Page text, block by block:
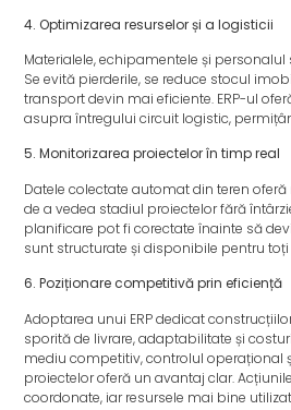
4. Optimizarea resurselor și a logisticii
Materialele, echipamentele și
Se evită pierderile, se reduce stocul
transport devin mai eficiente. ERP-ul
asupra întregului circuit logistic,
5. Monitorizarea proiectelor în timp real
Datele colectate automat din teren
de a vedea stadiul proiectelor fără
planificare pot fi corectate înainte să
sunt structurate și disponibile pentru
6. Poziționare competitivă prin eficiență
Adoptarea unui ERP dedicat
sporită de livrare, adaptabilitate și
mediu competitiv, controlul operațional
proiectelor oferă un avantaj clar.
coordonate, iar resursele mai bine